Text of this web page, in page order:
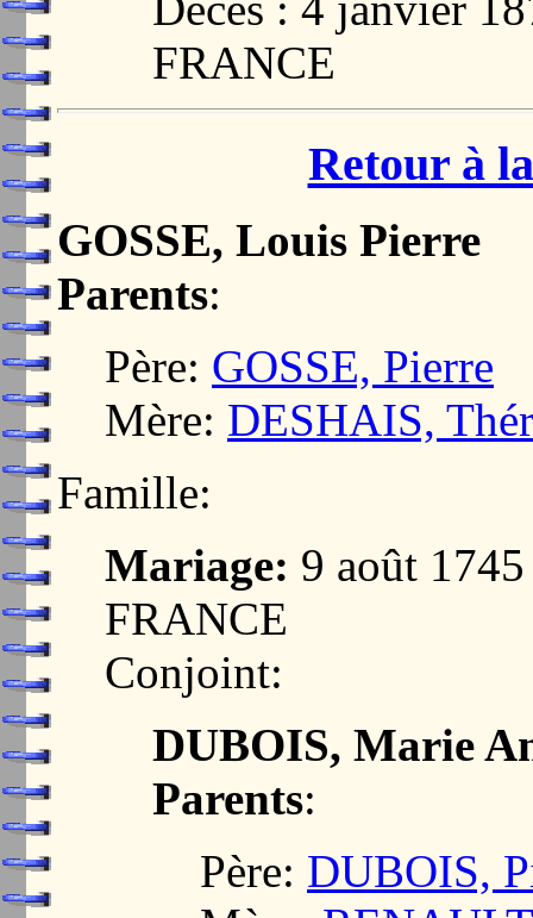
FRANCE
Retour à
GOSSE, Louis Pierre
Parents:
Père: GOSSE, Pierre
Mère: DESHAIS,
Famille:
Mariage: 9 août
FRANCE
Conjoint:
DUBOIS, Marie
Parents:
Père: DUBOIS,